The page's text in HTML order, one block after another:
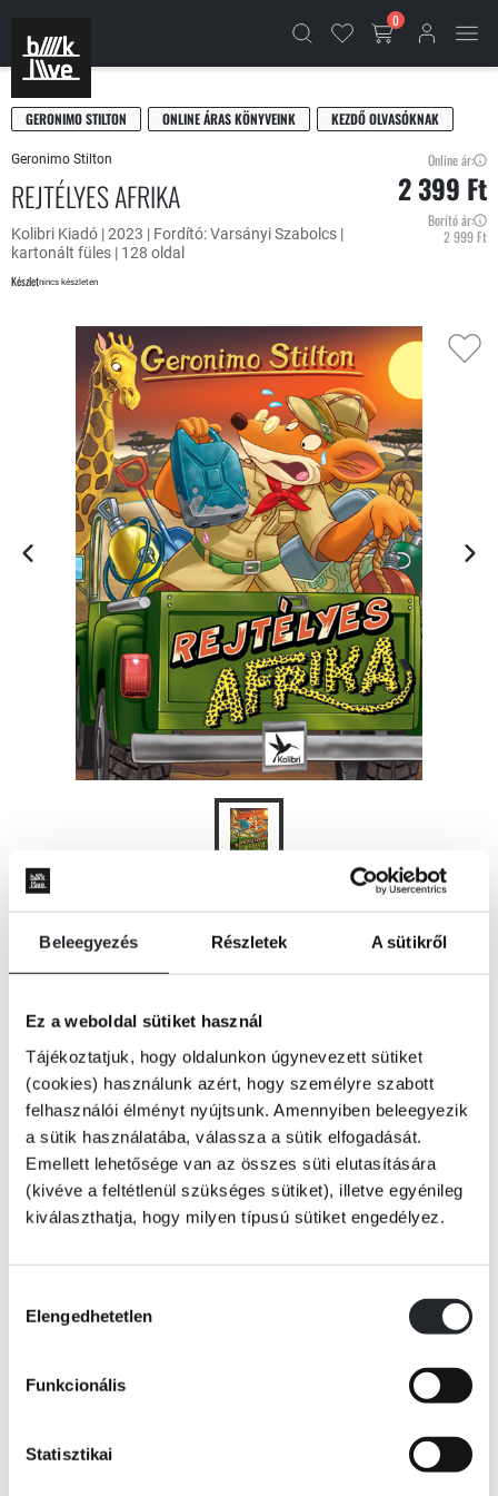
Beleegyezés Részletek A sütikről
Ez a weboldal sütiket használ
Tájékoztatjuk, hogy oldalunkon úgynevezett sütiket
(cookies) használunk azért, hogy személyre szabott
felhasználói élményt nyújtsunk. Amennyiben beleegyezik
a sütik használatába, válassza a sütik elfogadását.
Emellett lehetősége van az összes süti elutasítására
(kivéve a feltétlenül szükséges sütiket), illetve egyénileg
kiválaszthatja, hogy milyen típusú sütiket engedélyez.
kiválasztása
Elengedhetetlen
Funkcionális
Statisztikai
0
GERONIMO STILTON ONLINE ÁRAS KÖNYVEINK KEZDŐ OLVASÓKNAK
Geronimo Stilton
REJTÉLYES AFRIKA
Kolibri Kiadó | 2023 | Fordító: Varsányi Szabolcs |
kartonált füles | 128 oldal
Készletnincs készleten
Online ár:
2 399 Ft
Borító ár:
2 999 Ft
Világjáró Vilmos nagyapám úgy döntött, tappancsraesett egeret farag
Viktória-vízesésig, mégsem lett belőlem napon sült egér, sem
oroszláneledel. És ezt csakis csodás új barátaimnak köszönhetem!
A Mulatságos történetek sorozat köteteiben Geronimo Stilton meséli el
kalandjait. És ő aztán tényleg soha nem unatkozik! Családjának és
És hogy kicsoda Geronimo Stilton? Rágcsáliában született, Egér-
összehasonlító ősegérkori filozófiából írta. Geronimo Rágcsália
legolvasottabb napilapja, a Rágcsáló Hírek főszerkesztője. Az újságot
Tovább
KÖNYV ADATAI
RÉSZLET A KÖNYVBŐL